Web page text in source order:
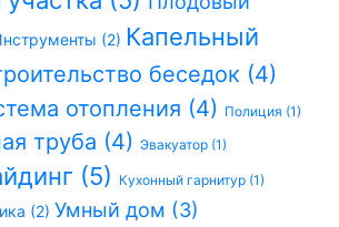
(2) Капельный
беседок (4)
отопления (4) Полиция (1)
труба (4) Эвакуатор (1)
(5) Кухонный гарнитур (1)
(2) Умный дом (3)